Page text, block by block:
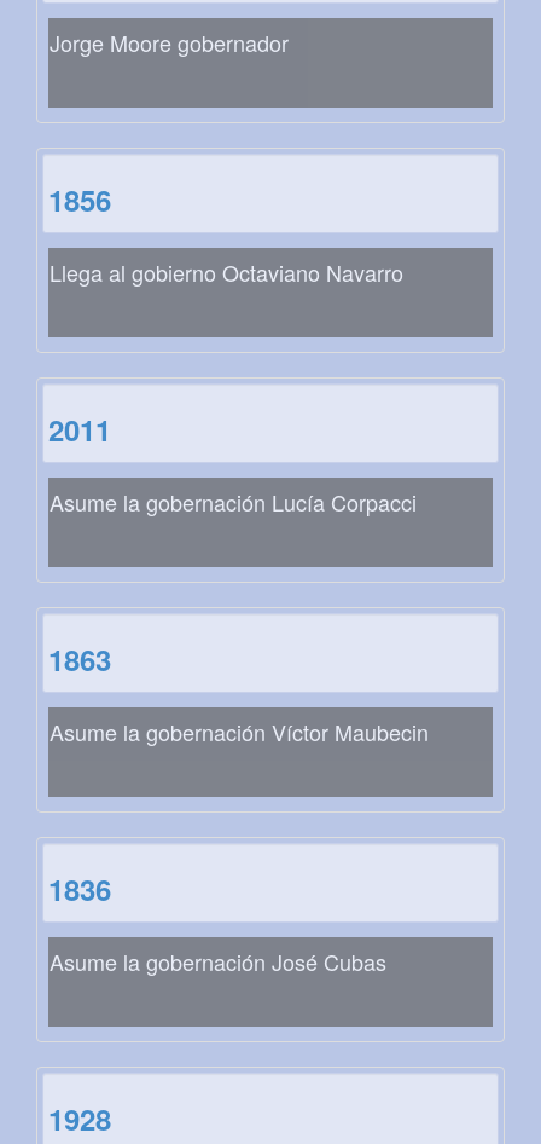
Jorge Moore gobernador
1856
Llega al gobierno Octaviano Navarro
2011
Asume la gobernación Lucía Corpacci
1863
Asume la gobernación Víctor Maubecin
1836
Asume la gobernación José Cubas
1928